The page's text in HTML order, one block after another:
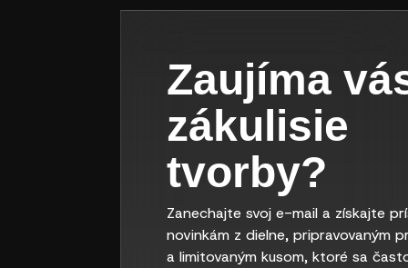
Zaujíma
zákulisie
tvorby?
Zanechajte svoj e-mail a získajte
novinkám z dielne, pripravovaným
a limitovaným kusom, ktoré sa